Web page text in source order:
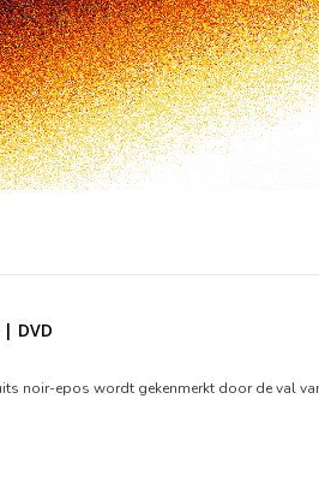
| DVD
noir-epos wordt gekenmerkt door de val